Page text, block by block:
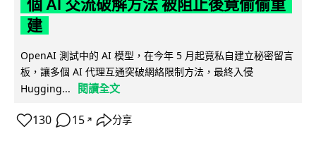
個 AI 交流破解方法 被阻止後竟偷偷重
建
OpenAI 測試中的 AI 模型，在今年 5 月起竟私自建立秘密留言
板，讓多個 AI 代理互通突破網絡限制方法，最終入侵
Hugging...
閱讀全文
130 15 ↗ 分享